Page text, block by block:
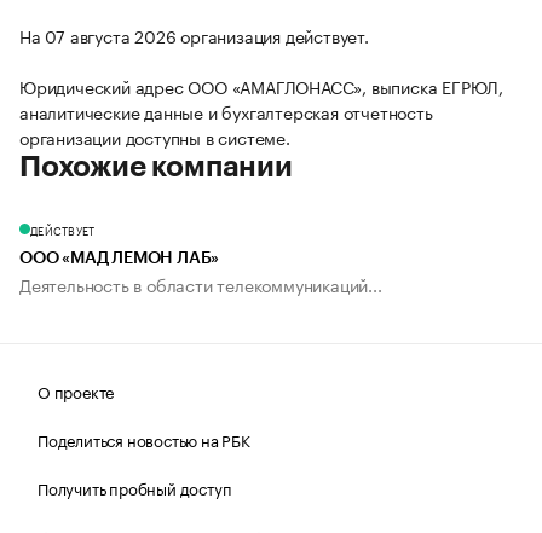
На 07 августа 2026 организация действует.
Юридический адрес ООО «АМАГЛОНАСС», выписка ЕГРЮЛ,
аналитические данные и бухгалтерская отчетность
организации доступны в системе.
Похожие компании
ДЕЙСТВУЕТ
ООО «МАД ЛЕМОН ЛАБ»
Деятельность в области телекоммуникаций...
О проекте
Поделиться новостью на РБК
Получить пробный доступ